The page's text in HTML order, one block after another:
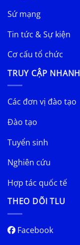
Sứ mạng
Tin tức & Sự kiện
Cơ cấu tổ chức
TRUY CẬP NHANH
Các đơn vị đào tạo
Đào tạo
Tuyển sinh
Nghiên cứu
Hợp tác quốc tế
THEO DÕI TLU
Facebook